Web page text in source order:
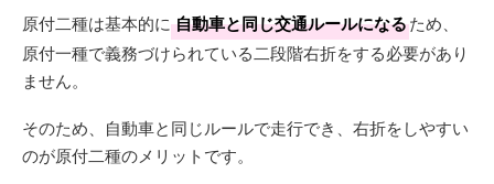
原付二種は基本的に 自動車と同じ交通ルールになるため、
原付一種で義務づけられている二段階右折をする必要があり
ません。
そのため、自動車と同じルールで走行でき、右折をしやすい
のが原付二種のメリットです。